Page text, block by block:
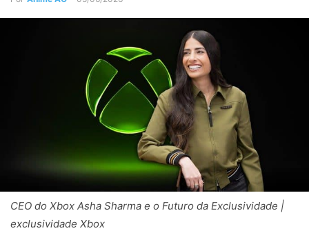
CEO do Xbox Asha Sharma e o Futuro da Exclusividade |
exclusividade Xbox